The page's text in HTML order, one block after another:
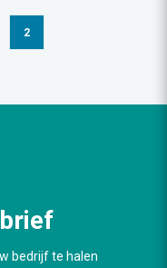
2
bedrijf te halen